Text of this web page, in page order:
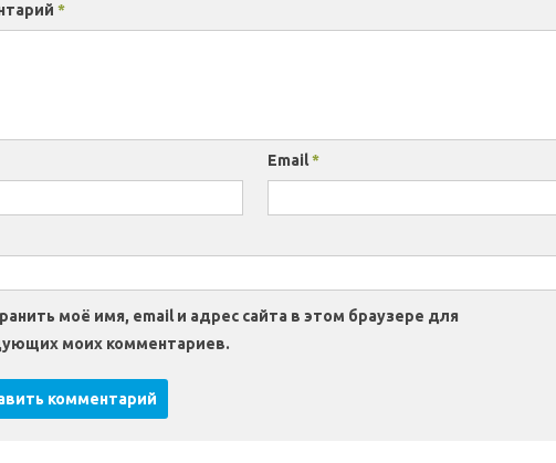
*
Email*
моё имя, email и адрес сайта в этом браузере для
моих комментариев.